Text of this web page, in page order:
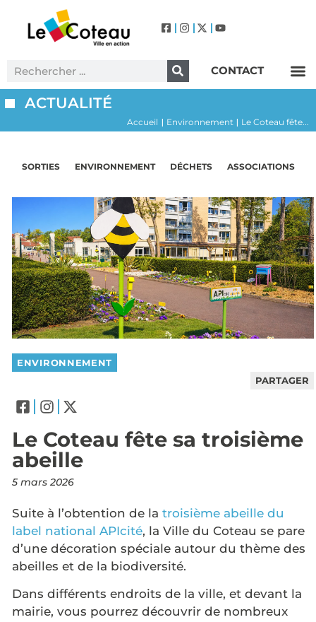
CONTACT
ACTUALITÉ
Accueil | Environnement | Le Coteau fête...
SORTIES ENVIRONNEMENT DÉCHETS ASSOCIATIONS
ENVIRONNEMENT
PARTAGER
Le Coteau fête sa troisième
abeille
5 mars 2026
Suite à l’obtention de la troisième abeille du
label national APIcité, la Ville du Coteau se pare
d’une décoration spéciale autour du thème des
abeilles et de la biodiversité.
Dans différents endroits de la ville, et devant la
mairie, vous pourrez découvrir de nombreux